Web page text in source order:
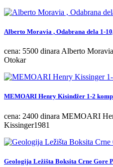
Alberto Moravia , Odabrana dela 1-
cena: 5500 dinara Alberto
Otokar
MEMOARI Henry Kisindžer 1-2
cena: 2400 dinara MEMOARI
Kissinger1981
Geologija Ležišta Boksita Crne Gore